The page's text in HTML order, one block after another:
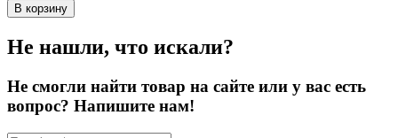
В корзину
Не нашли, что искали?
Не смогли найти товар на сайте или у вас есть
вопрос? Напишите нам!